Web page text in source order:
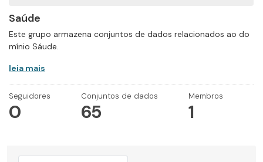
Saúde
Este grupo armazena conjuntos de dados relacionados ao do
mínio Sáude.
leia mais
Seguidores
0
Conjuntos de dados
65
Membros
1